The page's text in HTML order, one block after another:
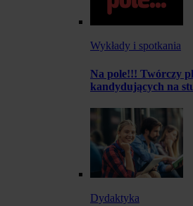
Wykłady i spotkania
Na pole!!! Twórczy
kandydujących na
Dydaktyka